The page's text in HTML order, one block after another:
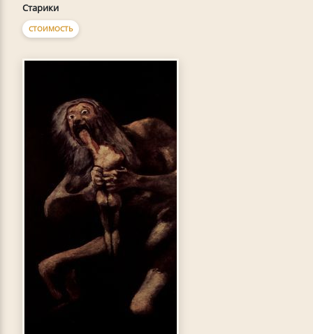
Старики
СТОИМОСТЬ